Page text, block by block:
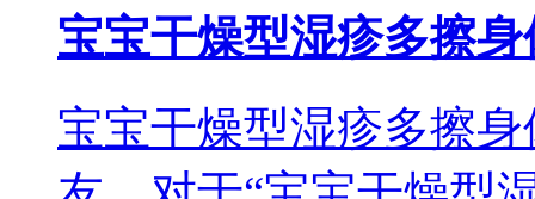
宝宝干燥型湿疹多擦
宝宝干燥型湿疹多擦